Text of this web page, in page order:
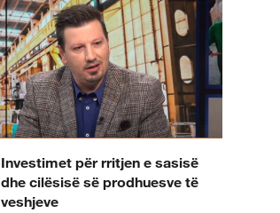
Investimet për rritjen e sasisë
dhe cilësisë së prodhuesve të
veshjeve